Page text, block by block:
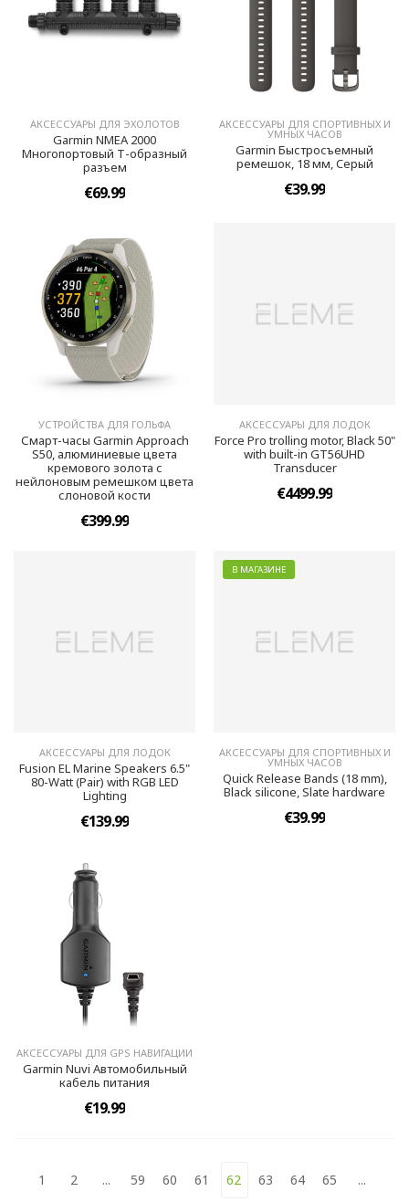
АКСЕССУАРЫ ДЛЯ ЭХОЛОТОВ
Garmin NMEA 2000
Многопортовый Т-образный
разъем
€69.99
АКСЕССУАРЫ ДЛЯ СПОРТИВНЫХ И
УМНЫХ ЧАСОВ
Garmin Быстросъемный
ремешок, 18 мм, Cерый
€39.99
УСТРОЙСТВА ДЛЯ ГОЛЬФА
Смарт-часы Garmin Approach
S50, алюминиевые цвета
кремового золота с
нейлоновым ремешком цвета
слоновой кости
€399.99
АКСЕССУАРЫ ДЛЯ ЛОДОК
Force Pro trolling motor, Black 50"
with built-in GT56UHD
Transducer
€4499.99
АКСЕССУАРЫ ДЛЯ ЛОДОК
Fusion EL Marine Speakers 6.5"
80-Watt (Pair) with RGB LED
Lighting
€139.99
В МАГАЗИНЕ
АКСЕССУАРЫ ДЛЯ СПОРТИВНЫХ И
УМНЫХ ЧАСОВ
Quick Release Bands (18 mm),
Black silicone, Slate hardware
€39.99
АКСЕССУАРЫ ДЛЯ GPS НАВИГАЦИИ
Garmin Nuvi Автомобильный
кабель питания
€19.99
1 2 ... 59 60 61 62 63 64 65 ...